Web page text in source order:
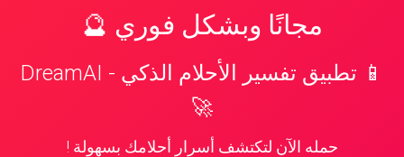
مجانًا وبشكل فوري 🔮
📱 تطبيق تفسير الأحلام الذكي - DreamAI
🚀
حمله الآن لتكتشف أسرار أحلامك بسهولة !